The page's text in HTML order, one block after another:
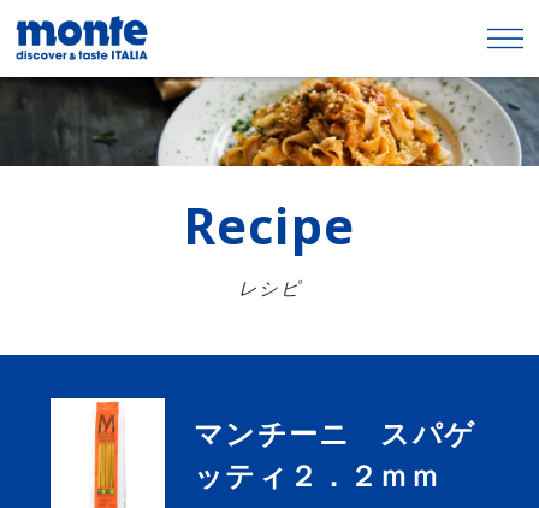
Recipe
レシピ
マンチーニ スパゲ
ッティ２．２ｍｍ